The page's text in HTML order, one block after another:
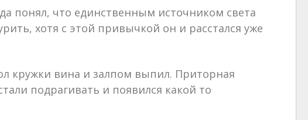
понял, что единственным источником света
хотя с этой привычкой он и расстался уже
кружки вина и залпом выпил. Приторная
подрагивать и появился какой то